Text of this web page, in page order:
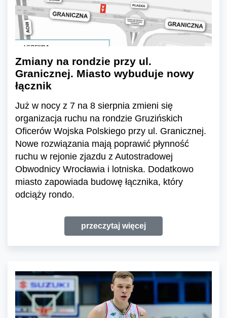
Zmiany na rondzie przy ul.
Granicznej. Miasto wybuduje nowy
łącznik
Już w nocy z 7 na 8 sierpnia zmieni się
organizacja ruchu na rondzie Gruzińskich
Oficerów Wojska Polskiego przy ul. Granicznej.
Nowe rozwiązania mają poprawić płynność
ruchu w rejonie zjazdu z Autostradowej
Obwodnicy Wrocławia i lotniska. Dodatkowo
miasto zapowiada budowę łącznika, który
odciąży rondo.
przeczytaj więcej